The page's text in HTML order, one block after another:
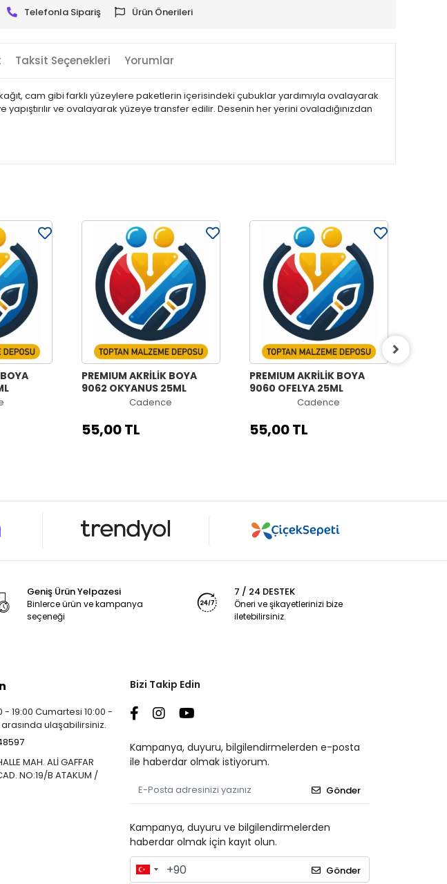
Telefonla Sipariş Ürün Önerileri
Taksit Seçenekleri Yorumlar
cam gibi farklı yüzeylere paketlerin içerisindeki çubuklar yardımıyla ovalayarak
ve ovalayarak yüzeye transfer edilir. Desenin her yerini ovaladığınızdan
PREMIUM AKRİLİK BOYA
9062 OKYANUS 25ML
Cadence
55,00 TL
PREMIUM AKRİLİK BOYA
9060 OFELYA 25ML
Cadence
55,00 TL
Geniş Ürün Yelpazesi
Binlerce ürün ve kampanya
seçeneği
7 / 24 DESTEK
Öneri ve şikayetlerinizi bize
iletebilirsiniz.
- 19:00 Cumartesi 10:00 -
ulaşabilirsiniz.
MAH. ALİ GAFFAR
NO:19/B ATAKUM /
Bizi Takip Edin
Kampanya, duyuru, bilgilendirmelerden e-posta
ile haberdar olmak istiyorum.
Gönder
Kampanya, duyuru ve bilgilendirmelerden
haberdar olmak için kayıt olun.
Gönder